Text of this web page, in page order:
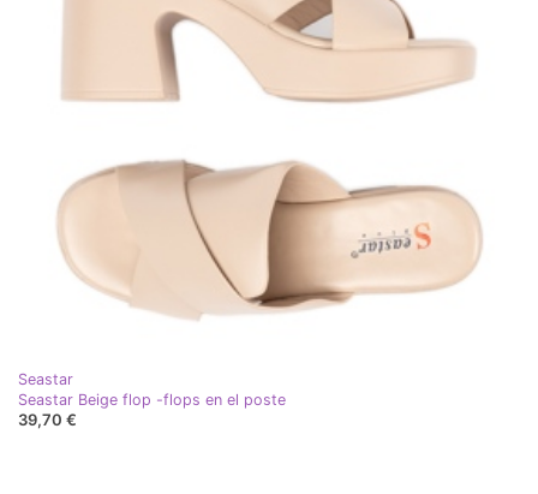
Seastar
Seastar Beige flop -flops en el poste
39,70 €